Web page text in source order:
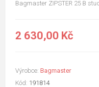
Bagmaster ZIPSTER 25 B
2 630,00 Kč
Výrobce: Bagmaster
Kód: 191814